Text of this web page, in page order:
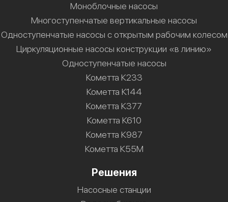
Моноблочные насосы
Многоступенчатые вертикальные насосы
Одноступенчатые насосы с открытым рабочим колесом
Циркуляционные насосы конструкции «в линию»
Одноступенчатые насосы
Кометта К233
Кометта К144
Кометта К377
Кометта К610
Кометта К987
Кометта К55М
Решения
Насосные станции